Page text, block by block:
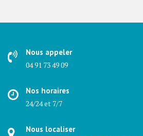
Nous appeler
04 91 73 49 09
Nos horaires
24/24 et 7/7
Nous localiser